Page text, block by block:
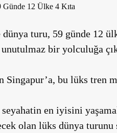
12 Ülke 4 Kıta
turu, 59 günde 12
bir yolculuğa
Singapur’a, bu lüks tren
en iyisini
olan lüks dünya